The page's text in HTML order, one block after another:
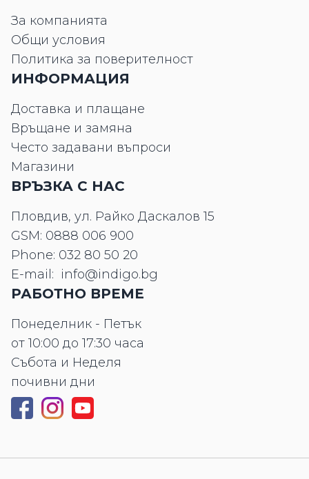
За компанията
Общи условия
Политика за поверителност
ИНФОРМАЦИЯ
Доставка и плащане
Връщане и замяна
Често задавани въпроси
Магазини
ВРЪЗКА С НАС
Пловдив, ул. Райко Даскалов 15
GSM: 0888 006 900
Phone: 032 80 50 20
E-mail: info@indigo.bg
РАБОТНО ВРЕМЕ
Понеделник - Петък
от 10:00 до 17:30 часа
Събота и Неделя
почивни дни